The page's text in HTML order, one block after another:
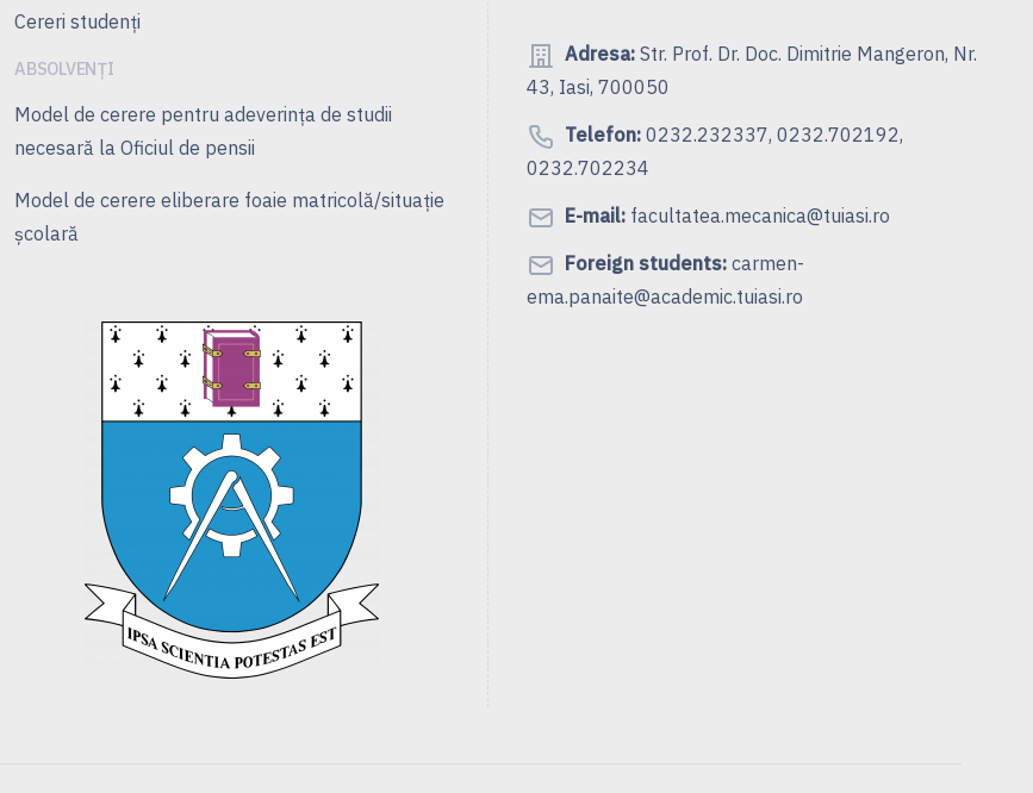
Cereri studenți
ABSOLVENȚI
Model de cerere pentru adeverința de studii
necesară la Oficiul de pensii
Model de cerere eliberare foaie matricolă/situație
școlară
Adresa:Str. Prof. Dr. Doc. Dimitrie Mangeron, Nr.
43, Iasi, 700050
Telefon:0232.232337, 0232.702192,
0232.702234
E-mail:facultatea.mecanica@tuiasi.ro
Foreign students:carmen-
ema.panaite@academic.tuiasi.ro